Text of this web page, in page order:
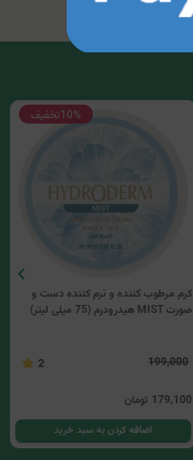
10%تخفیف
کرم مرطوب کننده و نرم کننده دست و
صورت MIST هیدرودرم (75 میلی لیتر)
199,000
2
179,100 تومان
اضافه کردن به سبد خرید